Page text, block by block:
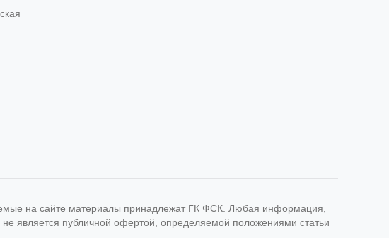
на сайте материалы принадлежат ГК ФСК. Любая информация,
является публичной офертой, определяемой положениями статьи